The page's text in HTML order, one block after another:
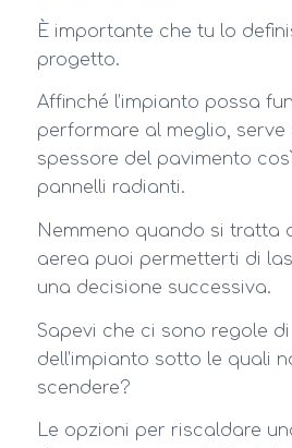
È importante che tu lo
progetto.
Affinché l’impianto possa
performare al meglio, serve
spessore del pavimento
pannelli radianti.
Nemmeno quando si tratta
aerea puoi permetterti di
una decisione successiva.
Sapevi che ci sono regole
dell’impianto sotto le quali
scendere?
Le opzioni per riscaldare